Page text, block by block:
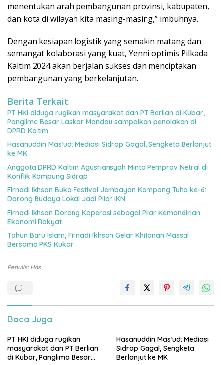
menentukan arah pembangunan provinsi, kabupaten,
dan kota di wilayah kita masing-masing,” imbuhnya.
Dengan kesiapan logistik yang semakin matang dan
semangat kolaborasi yang kuat, Yenni optimis Pilkada
Kaltim 2024 akan berjalan sukses dan menciptakan
pembangunan yang berkelanjutan.
Berita Terkait
PT HKI diduga rugikan masyarakat dan PT Berlian di Kubar,
Panglima Besar Laskar Mandau sampaikan penolakan di
DPRD Kaltim
Hasanuddin Mas’ud: Mediasi Sidrap Gagal, Sengketa Berlanjut
ke MK
Anggota DPRD Kaltim Agusriansyah Minta Pemprov Netral di
Konflik Kampung Sidrap
Firnadi Ikhsan Buka Festival Jembayan Kampong Tuha ke-6:
Dorong Budaya Lokal Jadi Pilar IKN
Firnadi Ikhsan Dorong Koperasi sebagai Pilar Kemandirian
Ekonomi Rakyat
Tahun Baru Islam, Firnadi Ikhsan Gelar Khitanan Massal
Bersama PKS Kukar
Penulis: Has
Baca Juga
PT HKI diduga rugikan
masyarakat dan PT Berlian
di Kubar, Panglima Besar
Hasanuddin Mas’ud: Mediasi
Sidrap Gagal, Sengketa
Berlanjut ke MK